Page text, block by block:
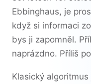
Ebbinghaus, je
když si informaci
bys ji zapomněl.
naprázdno. Příliš
Klasický